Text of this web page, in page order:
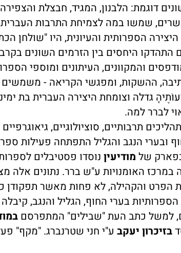
דוגמת: הלבנון, המגיד, חבצלת
שמשו במה לצמיחת התרבות העברית
הספרותית והעיונית, היו "שולחן
היחסים בין הזרמים השונים בקרב
והמקוונים, העיתונים ומוספי
ההשקות, ומפגשי הקריאה -
גדלה וצומחת היצירה העברית בת
לברר למה.
תרבותיים, סוציולוגיים,
ובערי הנגב והגליל התפתחה פעילות
של מודיעין נוסדו פסטיבלים
האומנויות ע"ש ברר. נתונים אלה
הפרט והקהילה, לא פחות מאשר תפקודן
בערי החוף, הגליל והנגב,
למשל כתב העת "שבילים" המתפרסם
בזיכרון יעקב ע"י חני שטרנברג. "מקף"